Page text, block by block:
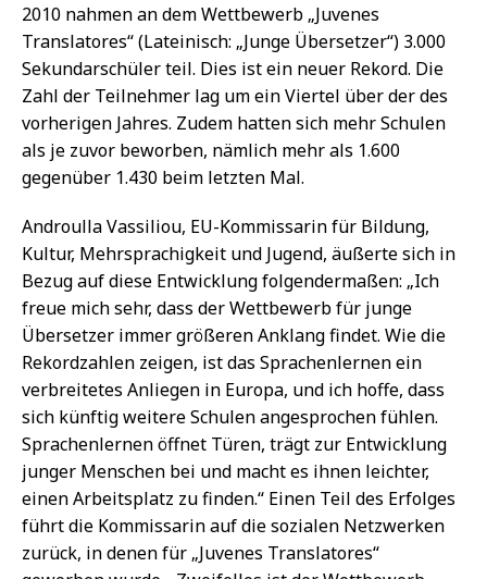
2010 nahmen an dem Wettbewerb „Juvenes
Translatores“ (Lateinisch: „Junge Übersetzer“) 3.000
Sekundarschüler teil. Dies ist ein neuer Rekord. Die
Zahl der Teilnehmer lag um ein Viertel über der des
vorherigen Jahres. Zudem hatten sich mehr Schulen
als je zuvor beworben, nämlich mehr als 1.600
gegenüber 1.430 beim letzten Mal.
Androulla Vassiliou, EU-Kommissarin für Bildung,
Kultur, Mehrsprachigkeit und Jugend, äußerte sich in
Bezug auf diese Entwicklung folgendermaßen: „Ich
freue mich sehr, dass der Wettbewerb für junge
Übersetzer immer größeren Anklang findet. Wie die
Rekordzahlen zeigen, ist das Sprachenlernen ein
verbreitetes Anliegen in Europa, und ich hoffe, dass
sich künftig weitere Schulen angesprochen fühlen.
Sprachenlernen öffnet Türen, trägt zur Entwicklung
junger Menschen bei und macht es ihnen leichter,
einen Arbeitsplatz zu finden.“ Einen Teil des Erfolges
führt die Kommissarin auf die sozialen Netzwerken
zurück, in denen für „Juvenes Translatores“